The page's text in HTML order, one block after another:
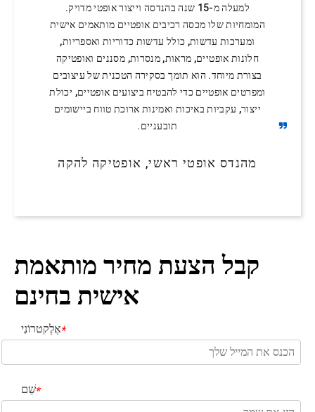
למעלה מ-15 שנה בהנדסה וייצור אופטי מדויק.
המומחיות שלו מכסה רכיבים אופטיים מותאמים אישית
ומערכות עדשות, כולל עדשות כדוריות ואספריות,
חלונות אופטיים, מראות, מנסרות, מסננים ואופטיקה
בצורת מיוחד. הוא תומך בסקירה הטכנית של עיצובים
ומפרטים אופטיים כדי להבטיח ביצועים אופטיים, יכולת
ייצור, עקביות באיכות ואמינות ארוכת טווח ביישומים
תובעניים.
מהנדס אופטי ראשי, אופטיקה להקה
קבל הצעת מחיר מותאמת
אישית בחינם
*אֶלֶקטרוֹנִי
*שֵׁם